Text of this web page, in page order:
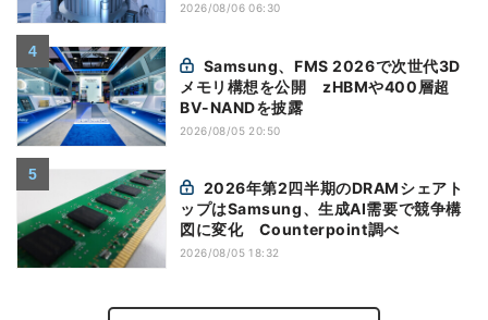
2026/08/06 06:30
メモリ構想を公開 zHBMや400層超
BV-NANDを披露
2026/08/05 20:50
ップはSamsung、生成AI需要で競争構
図に変化 Counterpoint調べ
2026/08/05 18:32